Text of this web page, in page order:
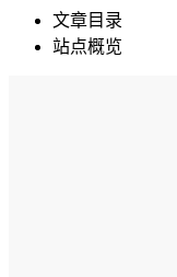
文章目录
站点概览